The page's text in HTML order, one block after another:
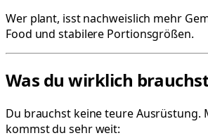
Wer plant, isst nachweislich mehr
Food und stabilere Portionsgrößen.
Was du wirklich
Du brauchst keine teure Ausrüstung.
kommst du sehr weit: